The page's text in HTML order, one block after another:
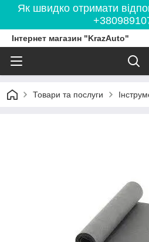
Як швидко отримати
Інтернет магазин "KrazAuto"
Товари та послуги